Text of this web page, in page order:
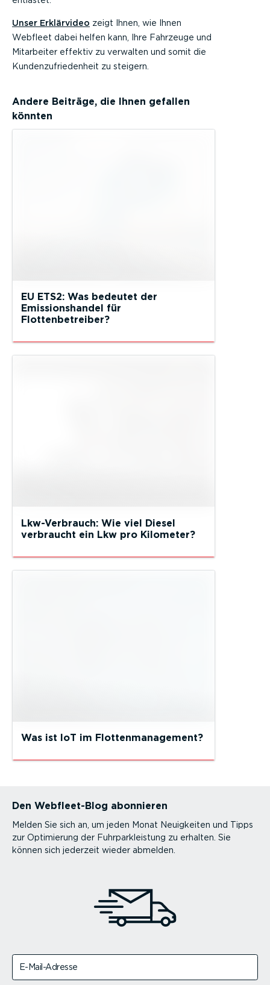
Unser Erklärvideo zeigt Ihnen, wie Ihnen
Webfleet dabei helfen kann, Ihre Fahrzeuge und
Mitarbeiter effektiv zu verwalten und somit die
Kundenzufriedenheit zu steigern.
Andere Beiträge, die Ihnen gefallen
könnten
EU ETS2: Was bedeutet der
Emissionshandel für
Flottenbetreiber?
Lkw-Verbrauch: Wie viel Diesel
verbraucht ein Lkw pro Kilometer?
Was ist IoT im Flottenmanagement?
Den Webfleet-Blog abonnieren
Melden Sie sich an, um jeden Monat Neuigkeiten und Tipps
zur Optimierung der Fuhrparkleistung zu erhalten. Sie
können sich jederzeit wieder abmelden.
E-Mail-Adresse